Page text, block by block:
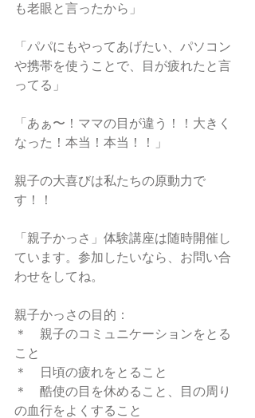
も老眼と言ったから」
「パパにもやってあげたい、パソコン
や携帯を使うことで、目が疲れたと言
ってる」
「あぁ〜！ママの目が違う！！大きく
なった！本当！本当！！」
親子の大喜びは私たちの原動力で
す！！
「親子かっさ」体験講座は随時開催し
ています。参加したいなら、お問い合
わせをしてね。
親子かっさの目的：
＊　親子のコミュニケーションをとる
こと
＊　日頃の疲れをとること
＊　酷使の目を休めること、目の周り
の血行をよくすること